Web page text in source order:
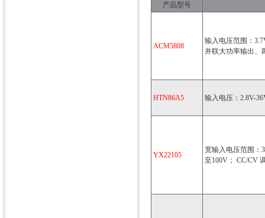
产品型号
ACM5808
输入电压范围：
并联大功率输出、
HTN86A5 输入电压：2.8V-
YX22105
宽输入电压范围：
至100V； CC/CV